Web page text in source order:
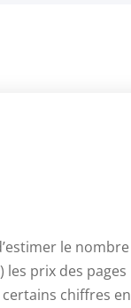
le nombre
prix des pages
chiffres en